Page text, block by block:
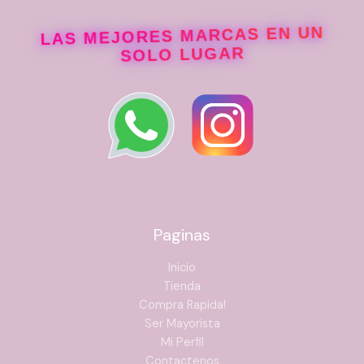
LAS MEJORES MARCAS EN UN
SOLO LUGAR
Paginas
Inicio
Tienda
Compra Rapida!
Ser Mayorista
Mi Perfil